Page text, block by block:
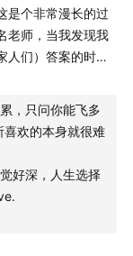
是个非常漫长的过
老师，当我发现我
人们）答案的时
又没有“理论”支
意义，我不知道
更不知道如何表达
知道有趣多少，我
会过苦日子，没有
结婚你就会面临大
辈子，可以体验
计划去执行吗？
，只问你能飞多
欢的本身就很难
好深，人生选择